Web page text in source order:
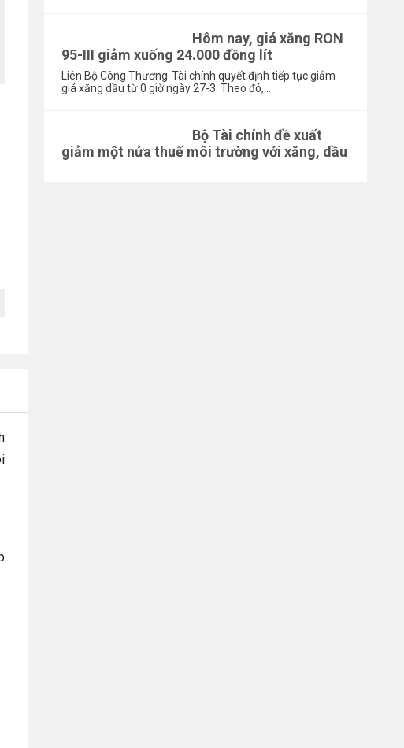
Hôm nay, giá xăng RON
95-III giảm xuống 24.000 đồng lít
Liên Bộ Công Thương-Tài chính quyết định tiếp tục giảm
giá xăng dầu từ 0 giờ ngày 27-3. Theo đó, ..
Bộ Tài chính đề xuất
giảm một nửa thuế môi trường với xăng, dầu